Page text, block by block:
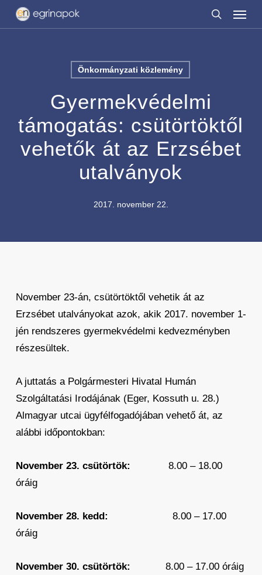
Skip
search
Menu
Önkormányzati közlemény
Gyermekvédelmi
támogatás: csütörtöktől
vehetők át az Erzsébet
utalványok
2017. november 22.
November 23-án, csütörtöktől vehetik át az
Erzsébet utalványokat azok, akik 2017. november 1-
jén rendszeres gyermekvédelmi kedvezményben
részesültek.
A juttatás a Polgármesteri Hivatal Humán
Szolgáltatási Irodájának (Eger, Kossuth u. 28.)
Almagyar utcai ügyfélfogadójában vehető át, az
alábbi időpontokban:
November 23. csütörtök: 8.00 – 18.00
óráig
November 28. kedd: 8.00 – 17.00
óráig
November 30. csütörtök: 8.00 – 17.00 óráig